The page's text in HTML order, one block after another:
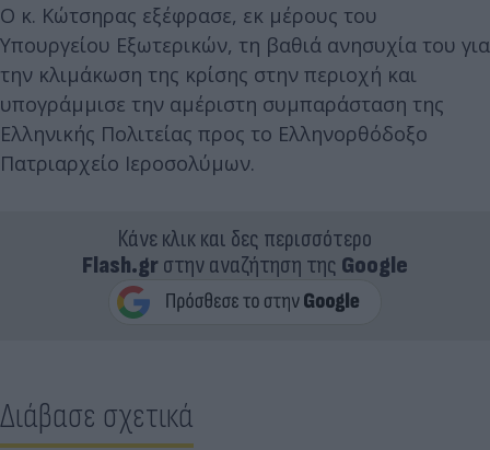
Ο κ. Κώτσηρας εξέφρασε, εκ μέρους του
Υπουργείου Εξωτερικών, τη βαθιά ανησυχία του για
την κλιμάκωση της κρίσης στην περιοχή και
υπογράμμισε την αμέριστη συμπαράσταση της
Ελληνικής Πολιτείας προς το Ελληνορθόδοξο
Πατριαρχείο Ιεροσολύμων.
Κάνε κλικ και δες περισσότερο
Flash.grστην αναζήτηση της Google
Διάβασε σχετικά